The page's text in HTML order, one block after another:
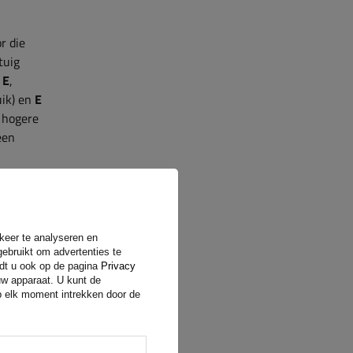
die
E,
en E
de
Atot
op
en de
te analyseren en
om advertenties te
u ook op de pagina Privacy
apparaat. U kunt de
moment intrekken door de